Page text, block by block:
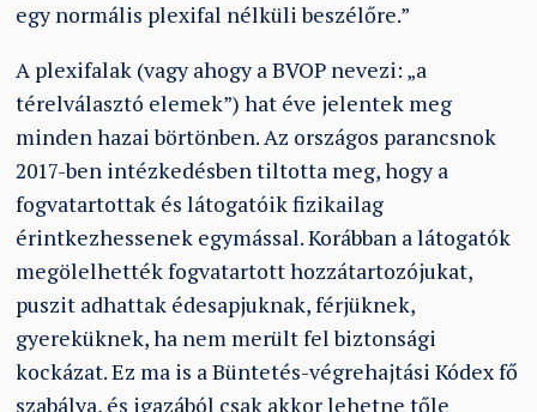
egy normális plexifal nélküli beszélőre.”
A plexifalak (vagy ahogy a BVOP nevezi: „a
térelválasztó elemek”) hat éve jelentek meg
minden hazai börtönben. Az országos parancsnok
2017-ben intézkedésben tiltotta meg, hogy a
fogvatartottak és látogatóik fizikailag
érintkezhessenek egymással. Korábban a látogatók
megölelhették fogvatartott hozzátartozójukat,
puszit adhattak édesapjuknak, férjüknek,
gyereküknek, ha nem merült fel biztonsági
kockázat. Ez ma is a Büntetés-végrehajtási Kódex fő
szabálya, és igazából csak akkor lehetne tőle